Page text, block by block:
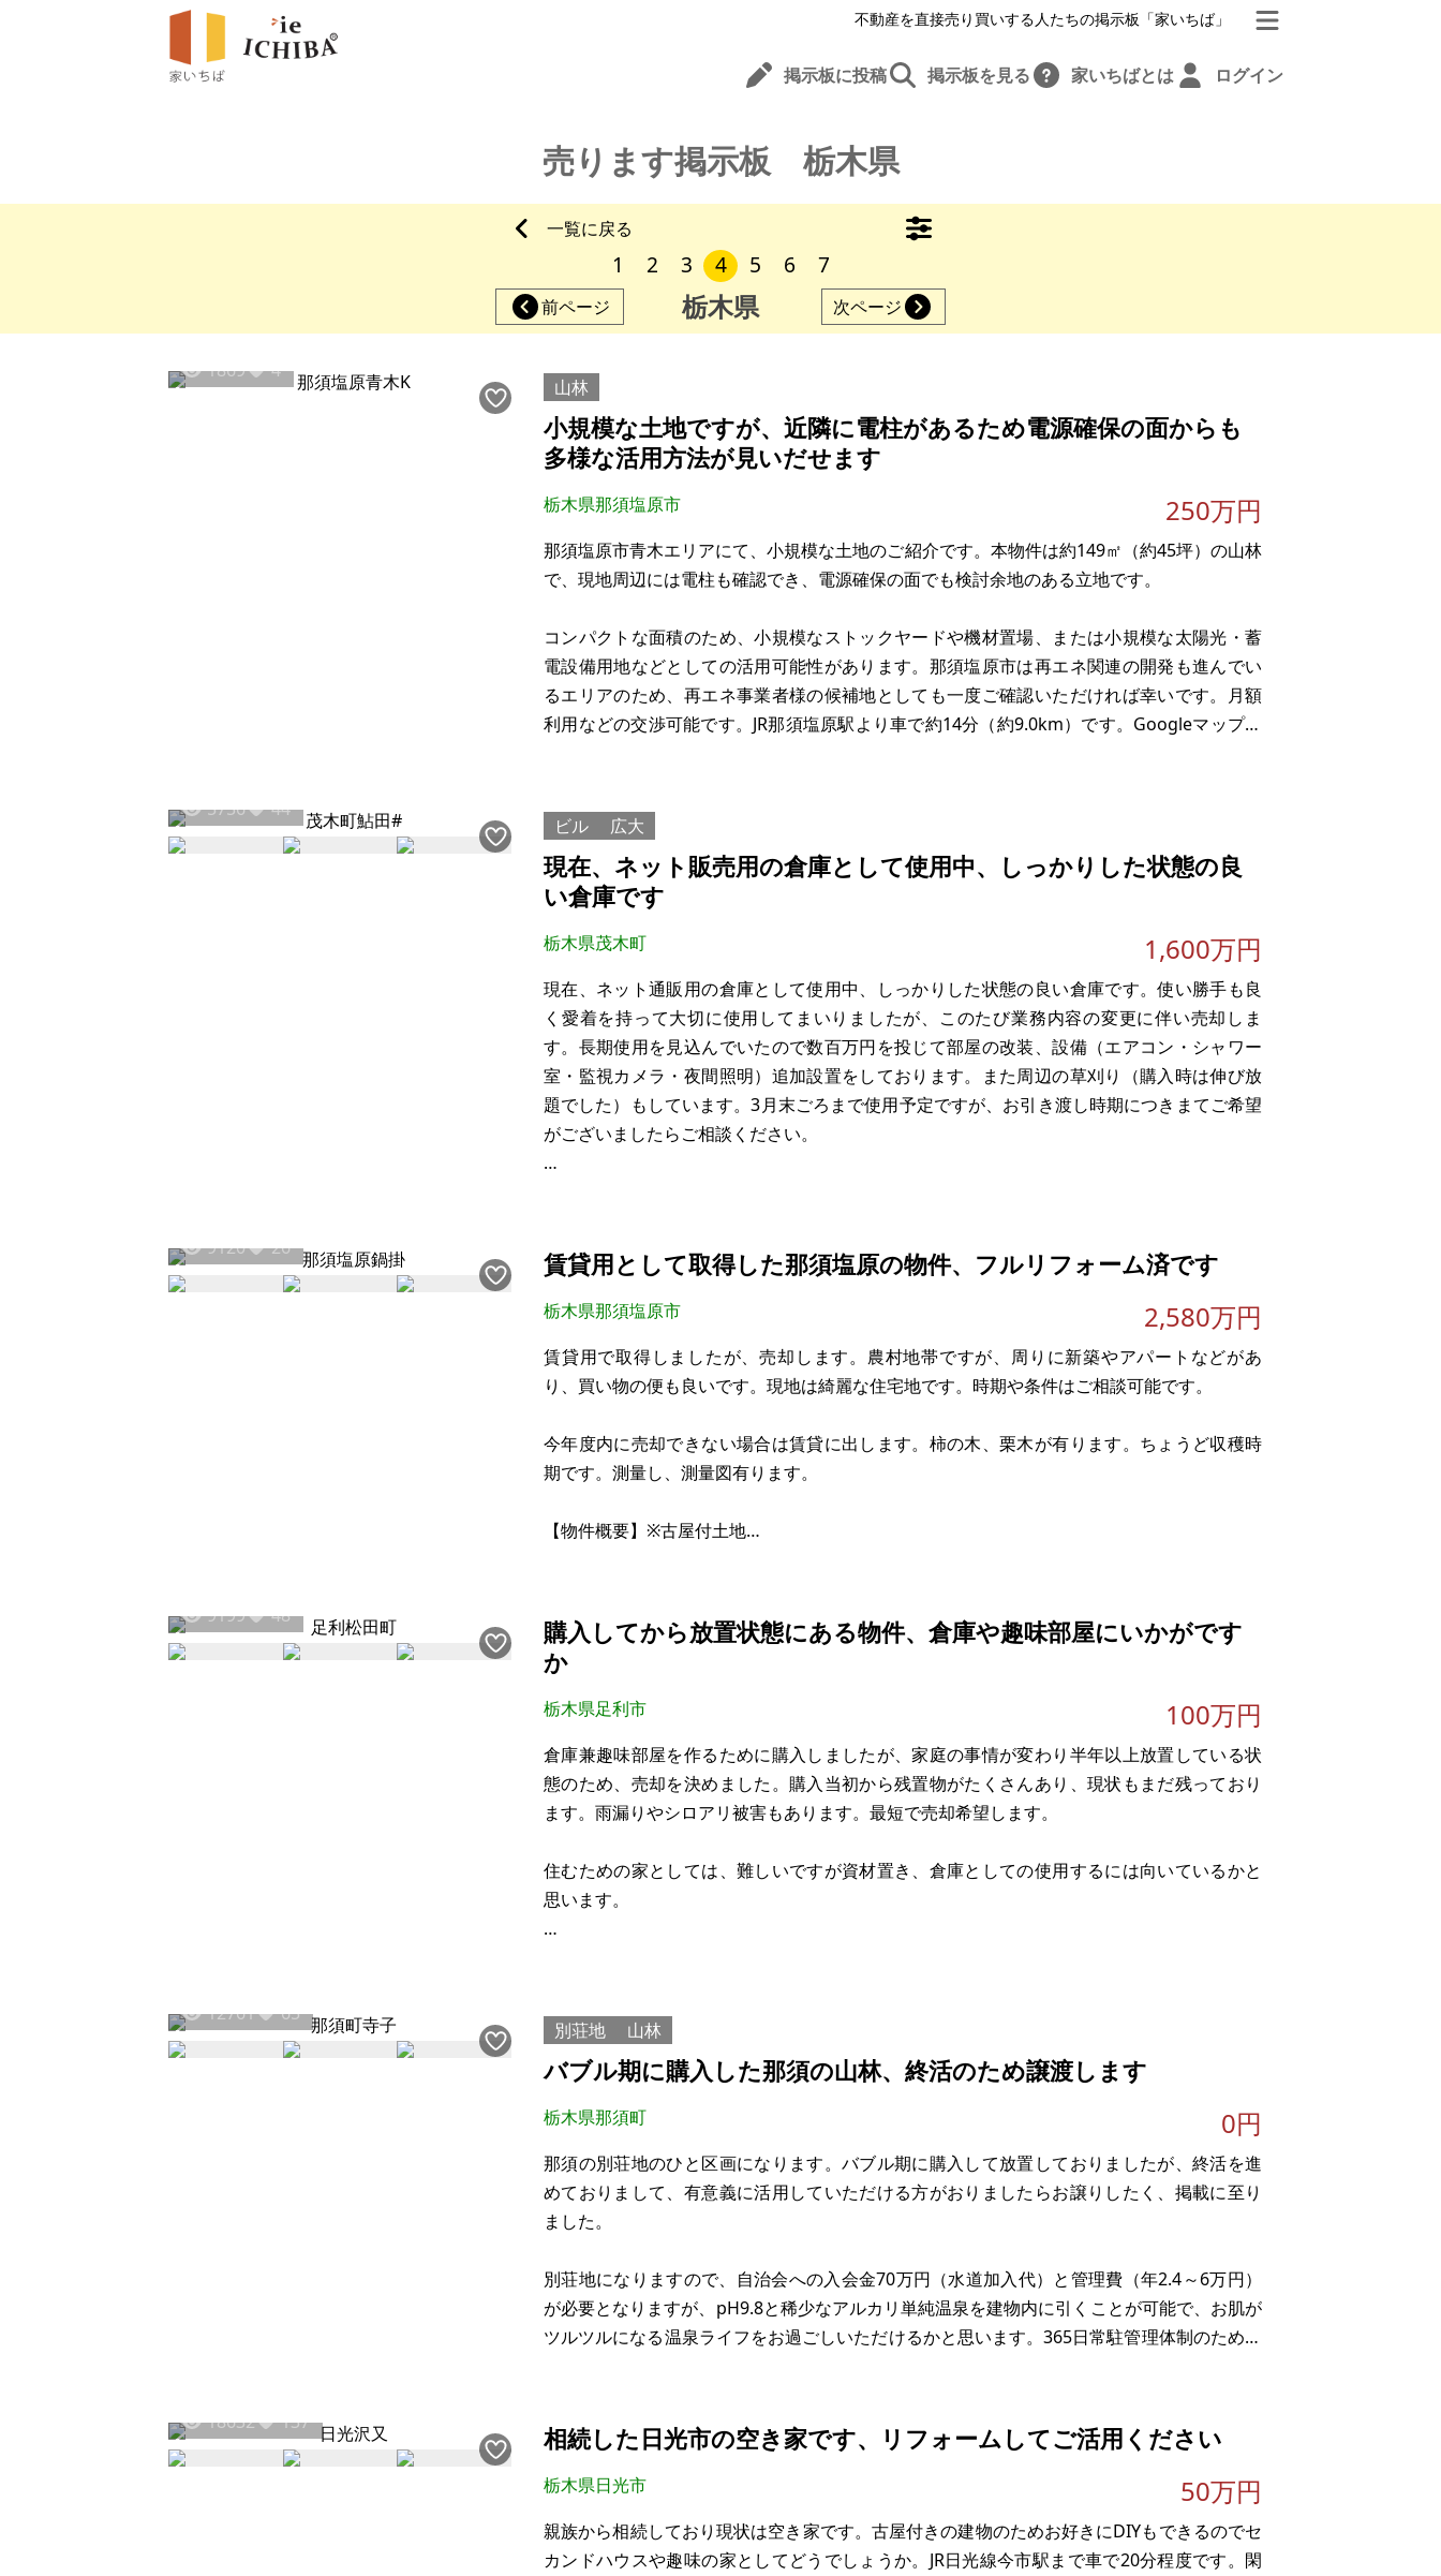
不動産を直接売り買いする人たちの掲示板「家いちば」
掲示板に投稿 掲示板を見る 家いちばとは ログイン
売ります掲示板 栃木県
一覧に戻る
1 2 3 4 5 6 7
前ページ 栃木県 次ページ
1869 4
山林
小規模な土地ですが、近隣に電柱があるため電源確保の面からも
多様な活用方法が見いだせます
栃木県那須塩原市 250万円
那須塩原市青木エリアにて、小規模な土地のご紹介です。本物件は約149㎡（約45坪）の山林
で、現地周辺には電柱も確認でき、電源確保の面でも検討余地のある立地です。
コンパクトな面積のため、小規模なストックヤードや機材置場、または小規模な太陽光・蓄
電設備用地などとしての活用可能性があります。那須塩原市は再エネ関連の開発も進んでい
るエリアのため、再エネ事業者様の候補地としても一度ご確認いただければ幸いです。月額
利用などの交渉可能です。JR那須塩原駅より車で約14分（約9.0km）です。Googleマップ上
【物件概要】※土地のみ
5756 44
ビル 広大
現在、ネット販売用の倉庫として使用中、しっかりした状態の良
い倉庫です
栃木県茂木町 1,600万円
現在、ネット通販用の倉庫として使用中、しっかりした状態の良い倉庫です。使い勝手も良
く愛着を持って大切に使用してまいりましたが、このたび業務内容の変更に伴い売却しま
す。長期使用を見込んでいたので数百万円を投じて部屋の改装、設備（エアコン・シャワー
室・監視カメラ・夜間照明）追加設置をしております。また周辺の草刈り（購入時は伸び放
題でした）もしています。3月末ごろまで使用予定ですが、お引き渡し時期につきまてご希望
がございましたらご相談ください。
9120
26 賃貸用として取得した那須塩原の物件、フルリフォーム済です
栃木県那須塩原市 2,580万円
賃貸用で取得しましたが、売却します。農村地帯ですが、周りに新築やアパートなどがあ
り、買い物の便も良いです。現地は綺麗な住宅地です。時期や条件はご相談可能です。
今年度内に売却できない場合は賃貸に出します。柿の木、栗木が有ります。ちょうど収穫時
期です。測量し、測量図有ります。
【物件概要】※古屋付土地
建物：①118.41㎡（昭和62年 11月新築）
②162.29㎡（昭和56年 1月新築）
構造：木造
現況：リフォーム済
普通賃貸：10万円（要相談ペット可）/月
民泊利用の場合：15万円/月
※現状有
9199 48
購入してから放置状態にある物件、倉庫や趣味部屋にいかがです
か
栃木県足利市 100万円
倉庫兼趣味部屋を作るために購入しましたが、家庭の事情が変わり半年以上放置している状
態のため、売却を決めました。購入当初から残置物がたくさんあり、現状もまだ残っており
ます。雨漏りやシロアリ被害もあります。最短で売却希望します。
住むための家としては、難しいですが資材置き、倉庫としての使用するには向いているかと
思います。
土地：約430㎡
建物：120㎡
構造：
希望価格：100万円
※現状有姿、および公簿売買でのお取引きとなります。
12761 65
別荘地 山林
バブル期に購入した那須の山林、終活のため譲渡します
栃木県那須町 0円
那須の別荘地のひと区画になります。バブル期に購入して放置しておりましたが、終活を進
めておりまして、有意義に活用していただける方がおりましたらお譲りしたく、掲載に至り
ました。
別荘地になりますので、自治会への入会金70万円（水道加入代）と管理費（年2.4～6万円）
が必要となりますが、pH9.8と稀少なアルカリ単純温泉を建物内に引くことが可能で、お肌が
ツルツルになる温泉ライフをお過ごしいただけるかと思います。365日常駐管理体制のため、
那須高原は真夏でも25℃を超える日が少なく、過ごしやすいリゾート地です。敷地内にはテ
ニスコー
18632 137 相続した日光市の空き家です、リフォームしてご活用ください
栃木県日光市 50万円
親族から相続しており現状は空き家です。古屋付きの建物のためお好きにDIYもできるのでセ
カンドハウスや趣味の家としてどうでしょうか。JR日光線今市駅まで車で20分程度です。閑